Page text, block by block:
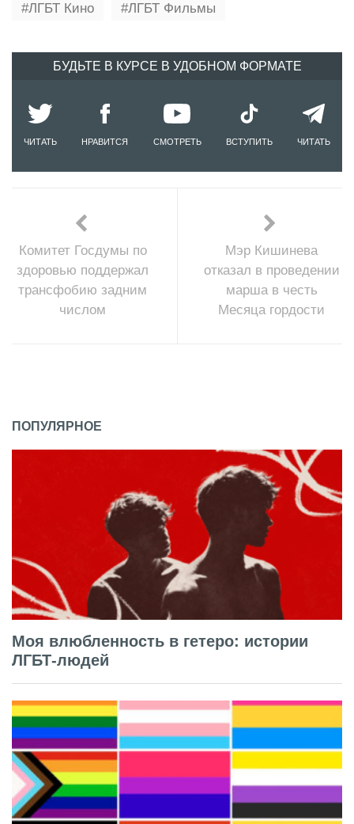
ЛГБТ Кино
ЛГБТ Фильмы
БУДЬТЕ В КУРСЕ В УДОБНОМ ФОРМАТЕ
ЧИТАТЬ НРАВИТСЯ СМОТРЕТЬ ВСТУПИТЬ ЧИТАТЬ
Комитет Госдумы по
здоровью поддержал
трансфобию задним
числом
Мэр Кишинева
отказал в проведении
марша в честь
Месяца гордости
ПОПУЛЯРНОЕ
Моя влюбленность в гетеро: истории
ЛГБТ-людей